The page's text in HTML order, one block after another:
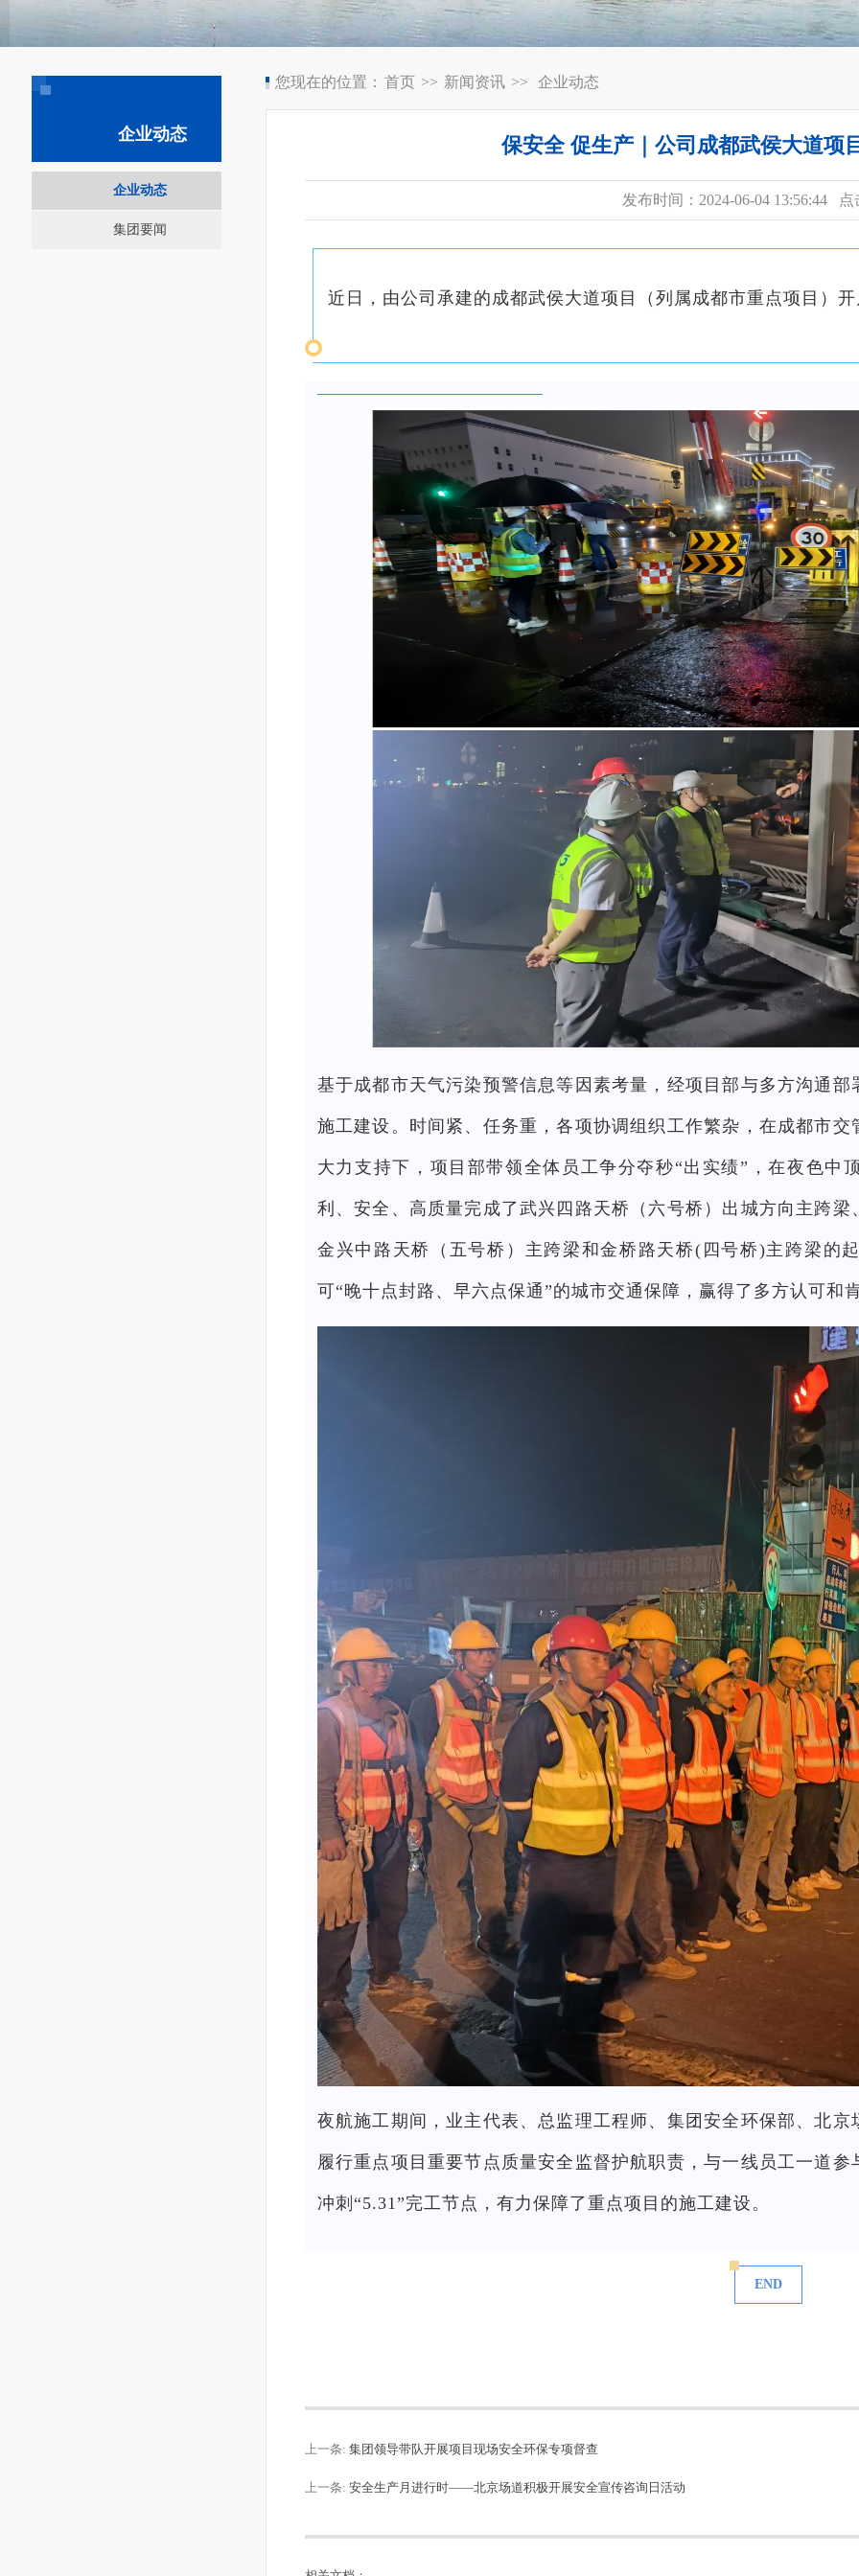
企业动态
企业动态
集团要闻
您现在的位置： 首页 >> 新闻资讯 >> 企业动态
保安全 促生产｜公司成都武侯大道项
发布时间：2024-06-04 13:56:44 点
近日，由公司承建的成都武侯大道项目（列属成都市重点项目）
基于成都市天气污染预警信息等因素考量，经项目部与多方沟通
施工建设。时间紧、任务重，各项协调组织工作繁杂，在成都市
大力支持下，项目部带领全体员工争分夺秒“出实绩”，在夜色中
利、安全、高质量完成了武兴四路天桥（六号桥）出城方向主跨
金兴中路天桥（五号桥）主跨梁和金桥路天桥(四号桥)主跨梁的
可“晚十点封路、早六点保通”的城市交通保障，赢得了多方认可和
夜航施工期间，业主代表、总监理工程师、集团安全环保部、北
履行重点项目重要节点质量安全监督护航职责，与一线员工一道
冲刺“5.31”完工节点，有力保障了重点项目的施工建设。
END
上一条: 集团领导带队开展项目现场安全环保专项督查
上一条: 安全生产月进行时——北京场道积极开展安全宣传咨询日活动